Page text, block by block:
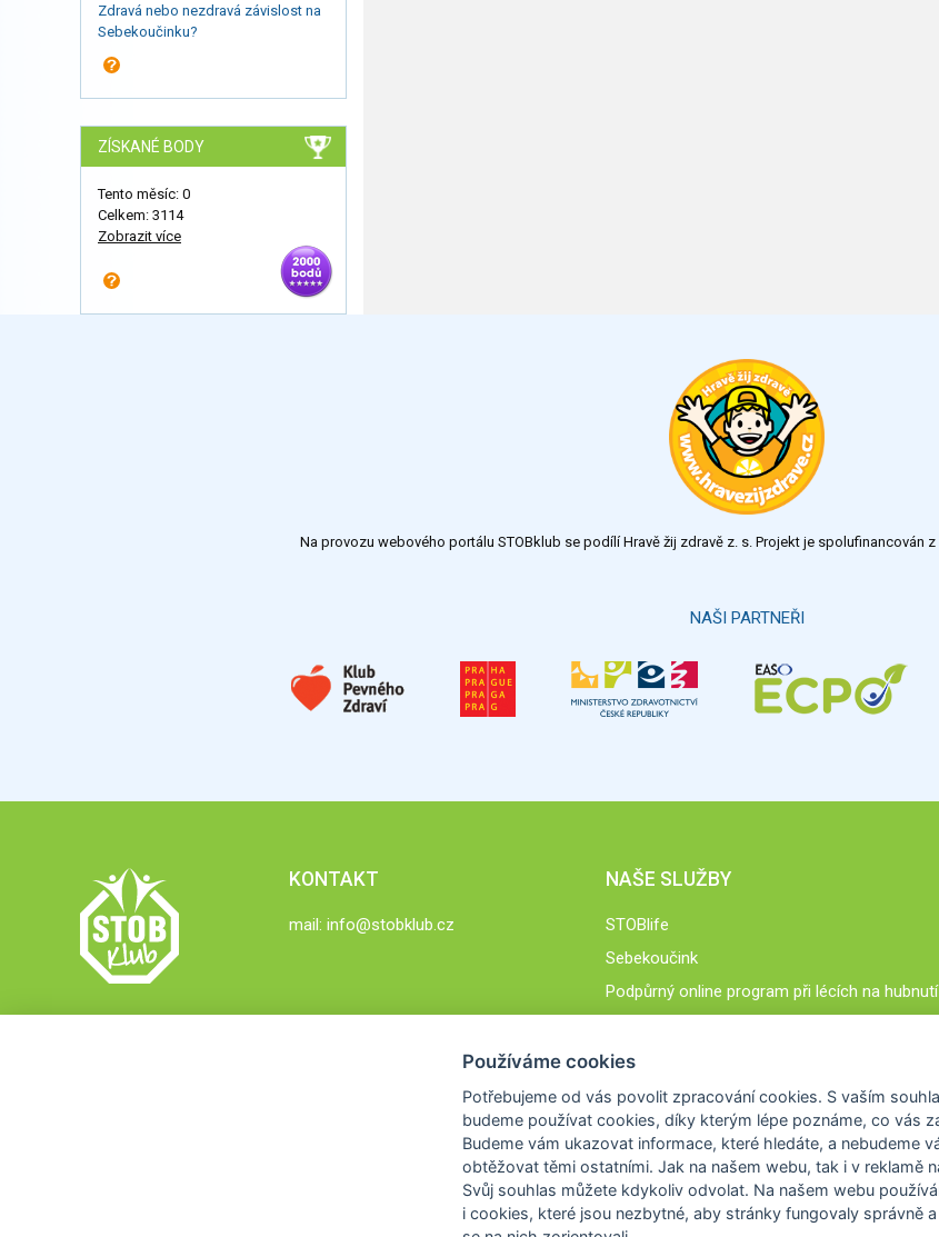
Zdravá nebo nezdravá závislost na
Sebekoučinku?
ZÍSKANÉ BODY
Tento měsíc: 0
Celkem: 3114
Zobrazit více
Na provozu webového portálu STOBklub se podílí Hravě žij zdravě z. s. Projekt je spolufinancován
NAŠI PARTNEŘI
KONTAKT
mail: info@stobklub.cz
NAŠE SLUŽBY
STOBlife
Sebekoučink
Podpůrný online program při lécích na hubnutí
Používáme cookies
Potřebujeme od vás povolit zpracování cookies. S vaším
budeme používat cookies, díky kterým lépe poznáme, co vás
Budeme vám ukazovat informace, které hledáte, a nebudeme
obtěžovat těmi ostatními. Jak na našem webu, tak i v reklamě
Svůj souhlas můžete kdykoliv odvolat. Na našem webu
i cookies, které jsou nezbytné, aby stránky fungovaly správně